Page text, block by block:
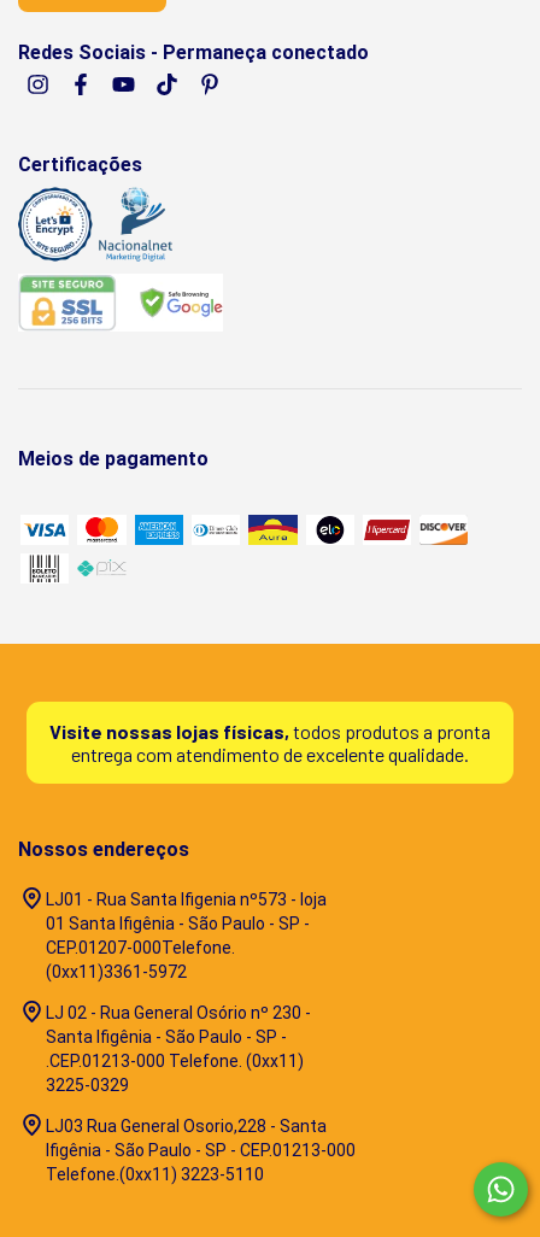
Redes Sociais - Permaneça conectado
Certificações
Meios de pagamento
Visite nossas lojas físicas, todos produtos a pronta
entrega com atendimento de excelente qualidade.
Nossos endereços
LJ01 - Rua Santa Ifigenia nº573 - loja
01 Santa Ifigênia - São Paulo - SP -
CEP.01207-000Telefone.
(0xx11)3361-5972
LJ 02 - Rua General Osório nº 230 -
Santa Ifigênia - São Paulo - SP -
.CEP.01213-000 Telefone. (0xx11)
3225-0329
LJ03 Rua General Osorio,228 - Santa
Ifigênia - São Paulo - SP - CEP.01213-000
Telefone.(0xx11) 3223-5110